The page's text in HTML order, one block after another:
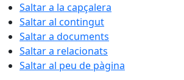
Saltar a la capçalera
Saltar al contingut
Saltar a documents
Saltar a relacionats
Saltar al peu de pàgina